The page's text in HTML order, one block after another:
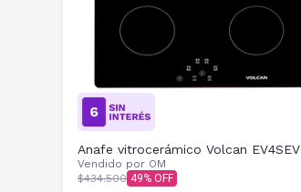
Anafe vitrocerámico Volcan EV4SEV
Vendido por OM
$434.500 49